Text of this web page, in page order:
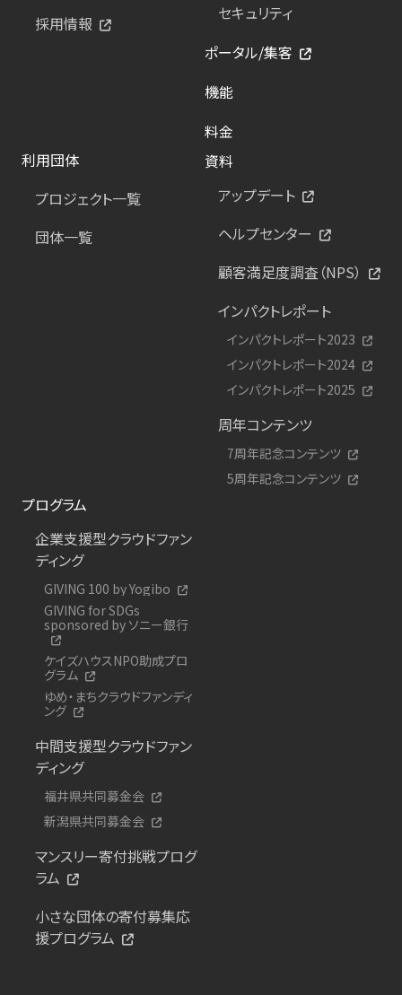
採用情報
セキュリティ
ポータル/集客
機能
料金
利用団体
プロジェクト一覧
団体一覧
資料
アップデート
ヘルプセンター
顧客満足度調査（NPS）
インパクトレポート
インパクトレポート2023
インパクトレポート2024
インパクトレポート2025
周年コンテンツ
7周年記念コンテンツ
5周年記念コンテンツ
プログラム
企業支援型クラウドファン
ディング
GIVING 100 by Yogibo
GIVING for SDGs
sponsored by ソニー銀行
ケイズハウスNPO助成プロ
グラム
ゆめ・まちクラウドファンディ
ング
中間支援型クラウドファン
ディング
福井県共同募金会
新潟県共同募金会
マンスリー寄付挑戦プログ
ラム
小さな団体の寄付募集応
援プログラム